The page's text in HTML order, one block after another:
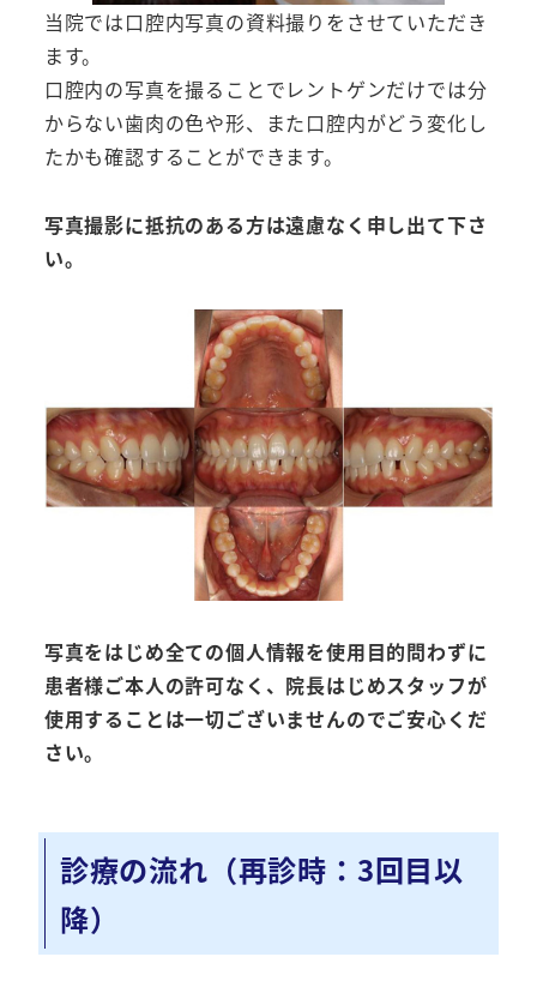
当院では口腔内写真の資料撮りをさせていただき
ます。
口腔内の写真を撮ることでレントゲンだけでは分
からない歯肉の色や形、また口腔内がどう変化し
たかも確認することができます。
写真撮影に抵抗のある方は遠慮なく申し出て下さ
い。
写真をはじめ全ての個人情報を使用目的問わずに
患者様ご本人の許可なく、院長はじめスタッフが
使用することは一切ございませんのでご安心くだ
さい。
診療の流れ（再診時：3回目以
降）